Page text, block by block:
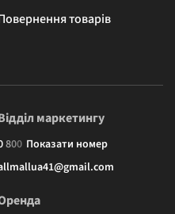
товарів
маркетингу
800 Показати номер